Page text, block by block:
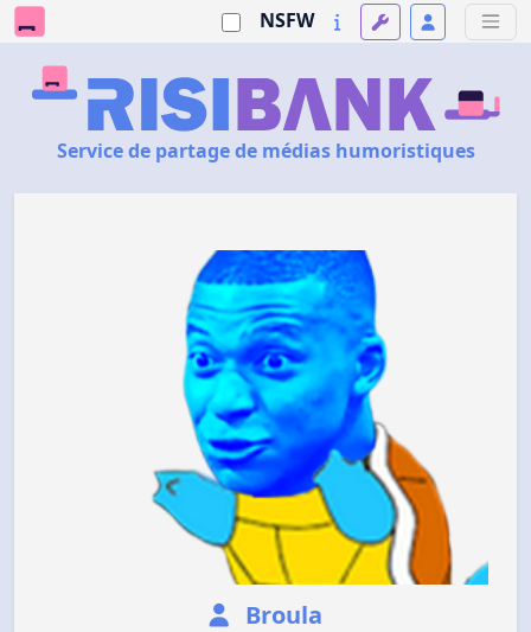
NSFW
Service de partage de médias humoristiques
Broula